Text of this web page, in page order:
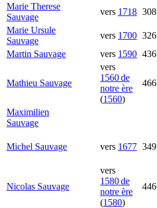
Marie Therese
Sauvage
vers 1718 308
Marie Ursule
Sauvage
vers 1700 326
Martin Sauvage vers 1590 436
Mathieu Sauvage
vers
1560 de
notre ère
(1560)
466
Maximilien
Sauvage
Michel Sauvage vers 1677 349
Nicolas Sauvage
vers
1580 de
notre ère
(1580)
446